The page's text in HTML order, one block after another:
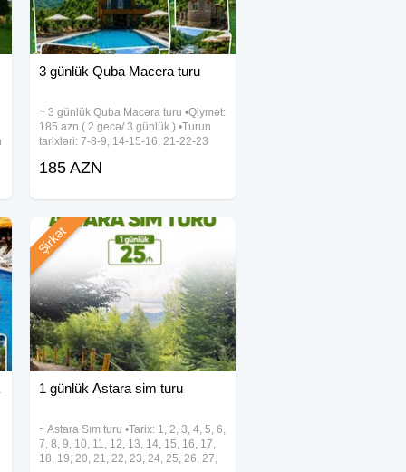
3 günlük Quba Macera turu
~ 3 günlük Quba Macəra turu •Qiymət:
185 azn ( 2 gecə/ 3 günlük ) •Turun
tarixləri: 7-8-9, 14-15-16, 21-22-23
Afurca Şəlaləsi - Qəçrəş meşəliyi
185 AZN
1 günlük Astara sim turu
~ Astara Sım turu •Tarix: 1, 2, 3, 4, 5, 6,
7, 8, 9, 10, 11, 12, 13, 14, 15, 16, 17,
18, 19, 20, 21, 22, 23, 24, 25, 26, 27,
Şirkət